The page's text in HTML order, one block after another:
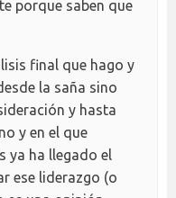
porque saben que
final que hago y
la saña sino
y hasta
y en el que
ya ha llegado el
ese liderazgo (o